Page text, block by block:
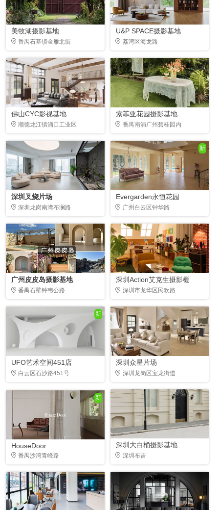
美牧湖摄影基地
番禺石基镇金雁北街
U&P SPACE摄影基地
荔湾区海龙路
佛山CYC影视基地
顺德龙江镇涌口工业区
索菲亚花园摄影基地
番禺南浦广州碧桂园内
深圳叉烧片场
深圳龙岗南湾布澜路
新
Evergarden永恒花园
广州白云区钟华路
广州皮皮岛摄影基地
番禺石壁钟韦公路
深圳Action艾克生摄影棚
深圳市龙华区民欢路
新
UFO艺术空间451店
白云区石沙路451号
深圳众星片场
深圳龙岗区宝龙街道
新
HouseDoor
番禺沙湾青峰路
深圳大白桶摄影基地
深圳布吉